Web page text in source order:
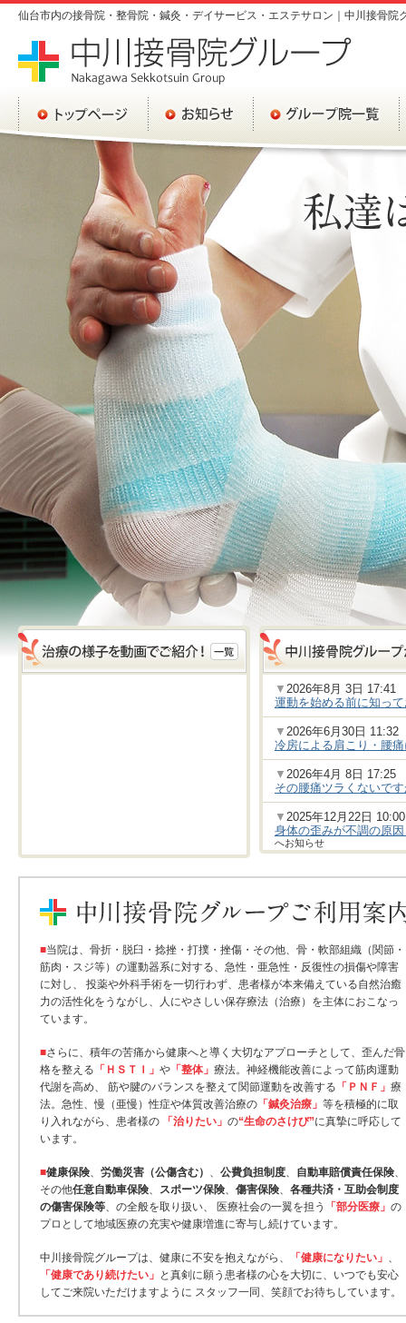
仙台市内の接骨院・整骨院・鍼灸・デイサービス・エステサロン｜中川接骨院
▼ 2026年8月 3日 17:41
運動を始める前に知っ
▼ 2026年6月30日 11:32
冷房による肩こり・腰
▼ 2026年4月 8日 17:25
その腰痛ツラくないで
▼ 2025年12月22日 10:00
身体の歪みが不調の原
へお知らせ
▼
2025年9月 1日 13:55
施術のご予約について
▼2025年8月26日 14:17
交通事故にあったとき
▼2025年7月 4日 11:36
運動によるケガの処置
▼2025年4月15日 10:18
身体の歪みは大丈夫？
■当院は、骨折・脱臼・捻挫・打撲・挫傷・その他、骨・軟部組織（関節・
筋肉・スジ等）の運動器系に対する、急性・亜急性・反復性の損傷や障害
に対し、 投薬や外科手術を一切行わず、患者様が本来備えている自然治癒
力の活性化をうながし、人にやさしい保存療法（治療）を主体におこなっ
ています。
■さらに、積年の苦痛から健康へと導く大切なアプローチとして、歪んだ骨
格を整える 「ＨＳＴＩ」 や 「整体」 療法。神経機能改善によって筋肉運動
代謝を高め、 筋や腱のバランスを整えて関節運動を改善する 「ＰＮＦ」 療
法。急性、慢（亜慢）性症や体質改善治療の 「鍼灸治療」 等を積極的に取
り入れながら、患者様の
「治りたい」 の“生命のさけび”に真摯に呼応して
います。
■健康保険、 労働災害（公傷含む） 、 公費負担制度、 自動車賠償責任保険、
その他任意自動車保険、 スポーツ保険、 傷害保険、 各種共済・互助会制度
の傷害保険等、の全般を取り扱い、 医療社会の一翼を担う 「部分医療」 の
プロとして地域医療の充実や健康増進に寄与し続けています。
中川接骨院グループは、健康に不安を抱えながら、 「健康になりたい」 、
「健康であり続けたい」 と真剣に願う患者様の心を大切に、いつでも安心
してご来院いただけますように スタッフ一同、笑顔でお待ちしています。